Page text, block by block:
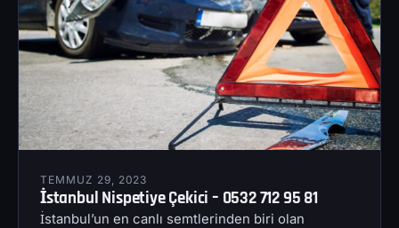
TEMMUZ 29, 2023
İstanbul Nispetiye Çekici – 0532 712 95 81
İstanbul’un en canlı semtlerinden biri olan